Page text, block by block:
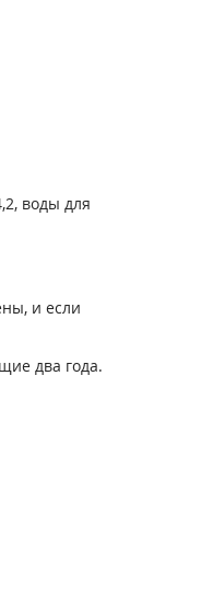
воды для
и если
два года.